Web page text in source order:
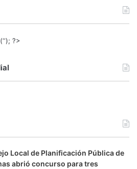
?>
Local de Planificación Pública de
abrió concurso para tres